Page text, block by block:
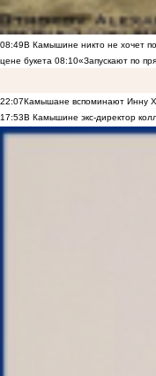
08:49В Камышине никто не хочет
цене букета 08:10«Запускают по
22:07Камышане вспоминают Инну
17:53В Камышине экс-директор